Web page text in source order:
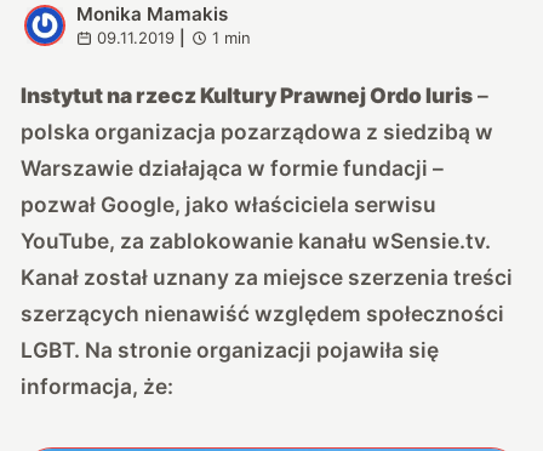
M
Monika Mamakis
09.11.2019 1 min
Instytut na rzecz Kultury Prawnej Ordo Iuris–
polska organizacja pozarządowa z siedzibą w
Warszawie działająca w formie fundacji –
pozwał Google, jako właściciela serwisu
YouTube, za zablokowanie kanału wSensie.tv.
Kanał został uznany za miejsce szerzenia treści
szerzących nienawiść względem społeczności
LGBT. Na stronie organizacji pojawiła się
informacja, że: